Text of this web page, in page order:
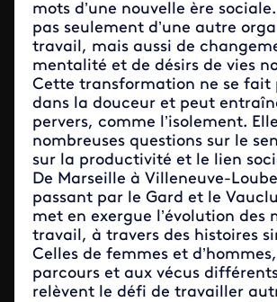
mots d’une nouvelle ère
pas seulement d’une autre
travail, mais aussi de
mentalité et de désirs de vies
Cette transformation ne se fait
dans la douceur et peut
pervers, comme l’isolement.
nombreuses questions sur le
sur la productivité et le lien
De Marseille à Villeneuve-
passant par le Gard et le
met en exergue l’évolution des
travail, à travers des histoires
Celles de femmes et
parcours et aux vécus
relèvent le défi de travailler